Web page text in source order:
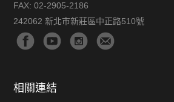
FAX:02-2905-2186
242062 新北市新莊區中正路510號
相關連結